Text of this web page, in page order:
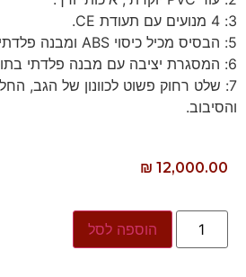
3: 4 מנועים עם תעודת CE.
5: הבסיס מכיל כיסוי ABS ומבנה פלדתי בתוכו, מחזק יציבות
6: המסגרת יציבה עם מבנה פלדתי בתוכה.
7: שלט רחוק פשוט לכוונון של הגב,
והסיבוב.
₪ 12,000.00
הוספה לסל